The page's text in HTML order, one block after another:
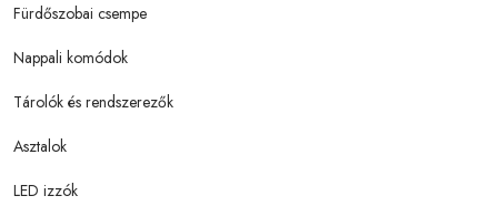
Fürdőszobai csempe
Nappali komódok
Tárolók és rendszerezők
Asztalok
LED izzók